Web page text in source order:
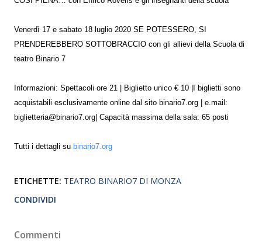
Venerdì 17 e sabato 18 luglio 2020 SE POTESSERO, SI
PRENDEREBBERO SOTTOBRACCIO con gli allievi della Scuola di
teatro Binario 7
Informazioni: Spettacoli ore 21 | Biglietto unico € 10 |I biglietti sono
acquistabili esclusivamente online dal sito binario7.org | e.mail:
biglietteria@binario7.org| Capacità massima della sala: 65 posti
Tutti i dettagli su binario7.org
ETICHETTE: TEATRO BINARIO7 DI MONZA
CONDIVIDI
Commenti